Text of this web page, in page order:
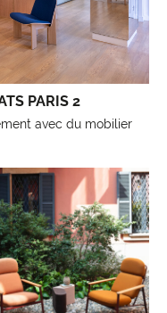
PARIS 2
avec du mobilier